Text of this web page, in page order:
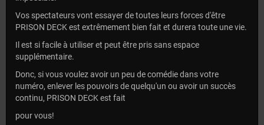
Vos spectateurs vont essayer de toutes leurs forces d'être
PRISON DECK est extrêmement bien fait et durera toute une vie.
Il est si facile à utiliser et peut être pris sans espace
supplémentaire.
Donc, si vous voulez avoir un peu de comédie dans votre
numéro, enlever les pouvoirs de quelqu'un ou avoir un succès
continu, PRISON DECK est fait
pour vous!